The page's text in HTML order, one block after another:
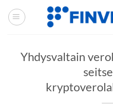
Siirry
sisältöön
Yhdysvaltain